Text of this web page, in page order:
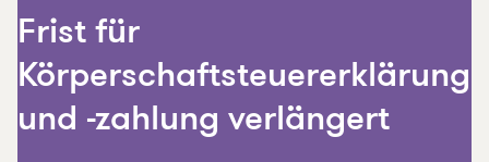
Frist für
Körperschaftsteuererklärung
und -zahlung verlängert